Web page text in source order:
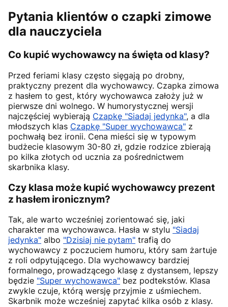
Pytania klientów o czapki zimowe
dla nauczyciela
Co kupić wychowawcy na święta od klasy?
Przed feriami klasy często sięgają po drobny,
praktyczny prezent dla wychowawcy. Czapka zimowa
z hasłem to gest, który wychowawca założy już w
pierwsze dni wolnego. W humorystycznej wersji
najczęściej wybierają Czapkę "Siadaj jedynka", a dla
młodszych klas Czapkę "Super wychowawca" z
pochwałą bez ironii. Cena mieści się w typowym
budżecie klasowym 30-80 zł, gdzie rodzice zbierają
po kilka złotych od ucznia za pośrednictwem
skarbnika klasy.
Czy klasa może kupić wychowawcy prezent
z hasłem ironicznym?
Tak, ale warto wcześniej zorientować się, jaki
charakter ma wychowawca. Hasła w stylu "Siadaj
jedynka" albo "Dzisiaj nie pytam" trafią do
wychowawcy z poczuciem humoru, który sam żartuje
z roli odpytującego. Dla wychowawcy bardziej
formalnego, prowadzącego klasę z dystansem, lepszy
będzie "Super wychowawca" bez podtekstów. Klasa
zwykle czuje, którą wersję przyjmie z uśmiechem.
Skarbnik może wcześniej zapytać kilka osób z klasy.